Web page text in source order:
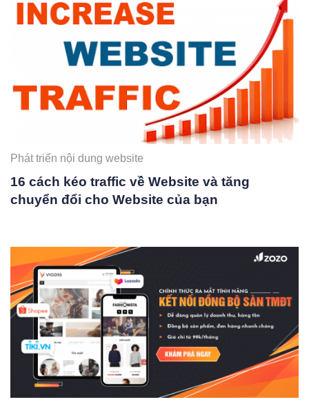
Phát triển nội dung website
16 cách kéo traffic về Website và tăng
chuyển đổi cho Website của bạn